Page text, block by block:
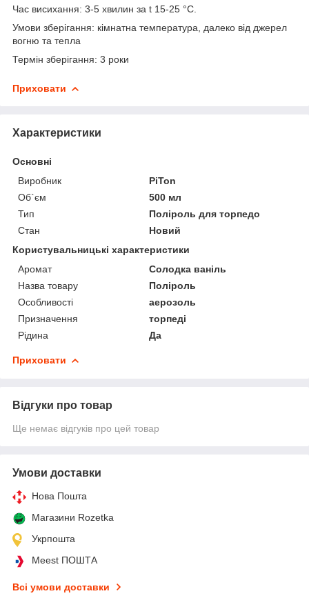
Час висихання: 3-5 хвилин за t 15-25 °C.
Умови зберігання: кімнатна температура, далеко від джерел
вогню та тепла
Термін зберігання: 3 роки
Приховати
Характеристики
Основні
Виробник
PiTon
Об`єм
500 мл
Тип
Поліроль для торпедо
Стан
Новий
Користувальницькі характеристики
Аромат
Солодка ваніль
Назва товару
Поліроль
Особливості
аерозоль
Призначення
торпеді
Рідина
Да
Приховати
Відгуки про товар
Ще немає відгуків про цей товар
Умови доставки
Нова Пошта
Магазини Rozetka
Укрпошта
Meest ПОШТА
Всі умови доставки